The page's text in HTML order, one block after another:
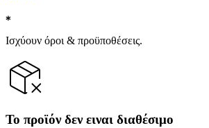
Ισχύουν όροι & προϋποθέσεις.
Το προϊόν δεν ειναι διαθέσιμο